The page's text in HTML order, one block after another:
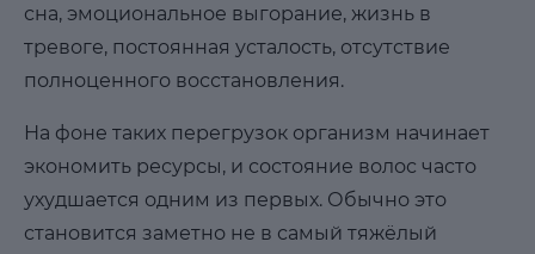
сна, эмоциональное выгорание, жизнь в
тревоге, постоянная усталость, отсутствие
полноценного восстановления.
На фоне таких перегрузок организм начинает
экономить ресурсы, и состояние волос часто
ухудшается одним из первых. Обычно это
становится заметно не в самый тяжёлый